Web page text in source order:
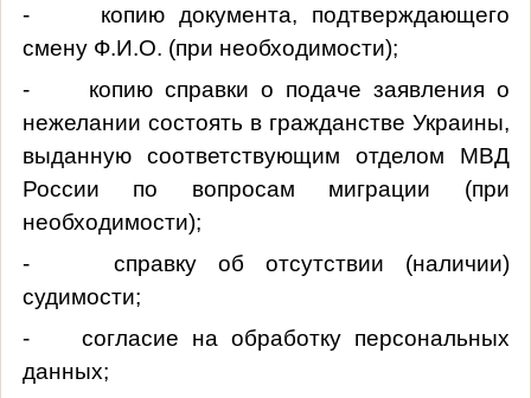
- копию документа, подтверждающего
смену Ф.И.О. (при необходимости);
- копию справки о подаче заявления о
нежелании состоять в гражданстве Украины,
выданную соответствующим отделом МВД
России по вопросам миграции (при
необходимости);
- справку об отсутствии (наличии)
судимости;
- согласие на обработку персональных
данных;